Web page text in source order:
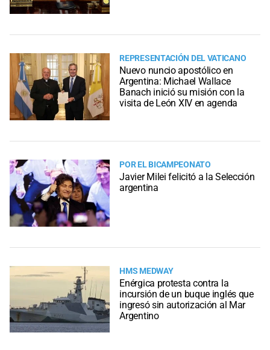
REPRESENTACIÓN DEL VATICANO
Nuevo nuncio apostólico en
Argentina: Michael Wallace
Banach inició su misión con la
visita de León XIV en agenda
POR EL BICAMPEONATO
Javier Milei felicitó a la Selección
argentina
HMS MEDWAY
Enérgica protesta contra la
incursión de un buque inglés que
ingresó sin autorización al Mar
Argentino